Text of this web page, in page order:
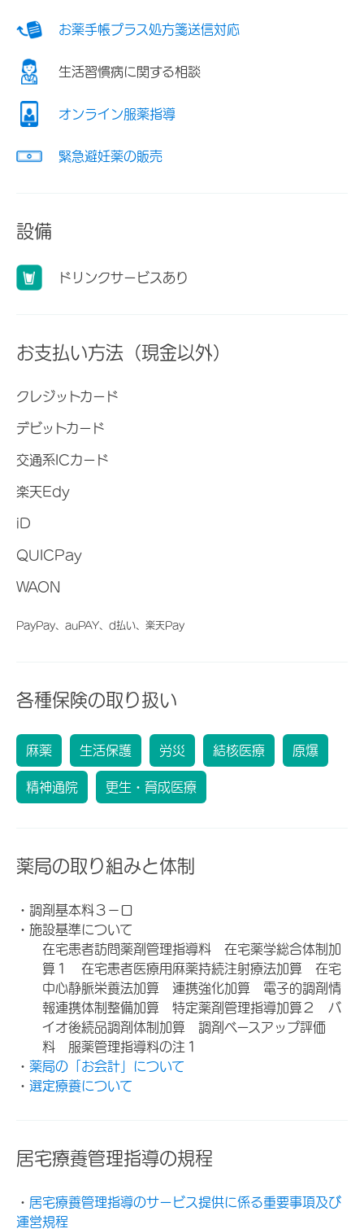
お薬手帳プラス処方箋送信対応
生活習慣病に関する相談
オンライン服薬指導
緊急避妊薬の販売
設備
ドリンクサービスあり
お支払い方法（現金以外）
クレジットカード
デビットカード
交通系ICカード
楽天Edy
iD
QUICPay
WAON
PayPay、auPAY、d払い、楽天Pay
各種保険の取り扱い
麻薬 生活保護 労災 結核医療 原爆
精神通院 更生・育成医療
薬局の取り組みと体制
・調剤基本料３－ロ
・施設基準について
在宅患者訪問薬剤管理指導料 在宅薬学総合体制加
算１ 在宅患者医療用麻薬持続注射療法加算 在宅
中心静脈栄養法加算 連携強化加算 電子的調剤情
報連携体制整備加算 特定薬剤管理指導加算２ バ
イオ後続品調剤体制加算 調剤ベースアップ評価
料 服薬管理指導料の注１
・ 薬局の「お会計」について
・ 選定療養について
居宅療養管理指導の規程
・ 居宅療養管理指導のサービス提供に係る重要事項及び
運営規程